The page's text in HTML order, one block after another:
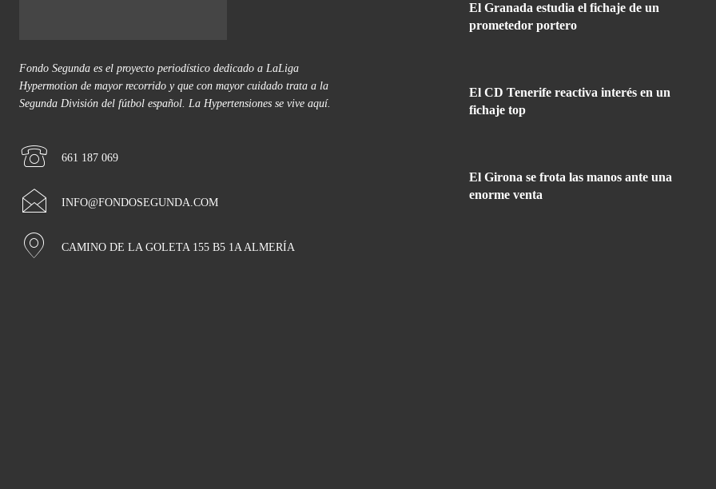
Fondo Segunda es el proyecto periodístico dedicado a LaLiga
Hypermotion de mayor recorrido y que con mayor cuidado trata a la
Segunda División del fútbol español. La Hypertensiones se vive aquí.
661 187 069
INFO@FONDOSEGUNDA.COM
CAMINO DE LA GOLETA 155 B5 1A ALMERÍA
El Granada estudia el fichaje de un
prometedor portero
El CD Tenerife reactiva interés en un
fichaje top
El Girona se frota las manos ante una
enorme venta